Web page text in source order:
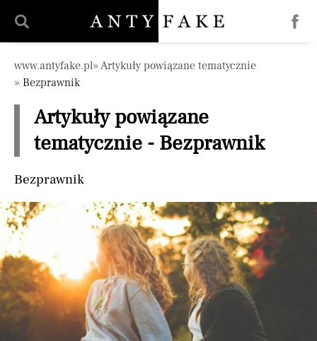
Pomiń nawigację
www.antyfake.pl Artykuły powiązane tematycznie
Bezprawnik
Artykuły powiązane
tematycznie - Bezprawnik
Bezprawnik